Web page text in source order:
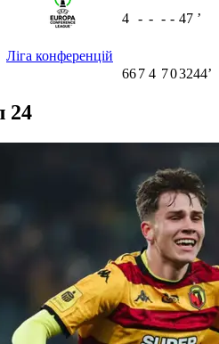
Ліга конференцій
4 - - - - 47 ʼ
667 4 703244ʼ
24